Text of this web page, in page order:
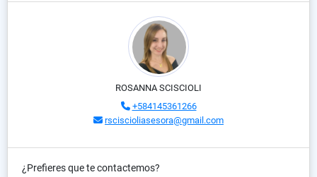
ROSANNA SCISCIOLI
+584145361266
rsciscioliasesora@gmail.com
¿Prefieres que te contactemos?